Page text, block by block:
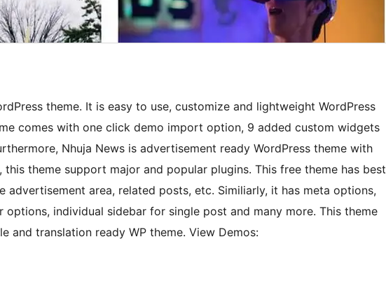
theme. It is easy to use, customize and lightweight WordPress
comes with one click demo import option, 9 added custom widgets
Nhuja News is advertisement ready WordPress theme with
this theme support major and popular plugins. This free theme has best
advertisement area, related posts, etc. Similiarly, it has meta options,
individual sidebar for single post and many more. This theme
and translation ready WP theme. View Demos: